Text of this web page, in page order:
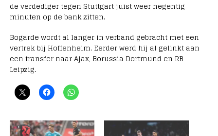
de verdediger tegen Stuttgart juist weer negentig
minuten op de bank zitten.
Bogarde wordt al langer in verband gebracht met een
vertrek bij Hoffenheim. Eerder werd hij al gelinkt aan
een transfer naar Ajax, Borussia Dortmund en RB
Leipzig.